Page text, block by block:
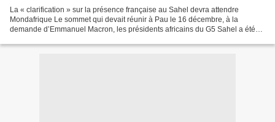
La « clarification » sur la présence française au Sahel devra attendre
Mondafrique Le sommet qui devait réunir à Pau le 16 décembre, à la
demande d’Emmanuel Macron, les présidents africains du G5 Sahel a été